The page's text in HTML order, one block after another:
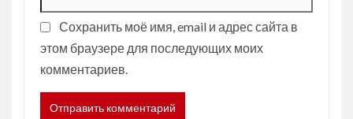
Сохранить моё имя, email и адрес сайта в
этом браузере для последующих моих
комментариев.